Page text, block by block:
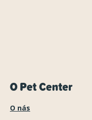
O Pet Center
O nás